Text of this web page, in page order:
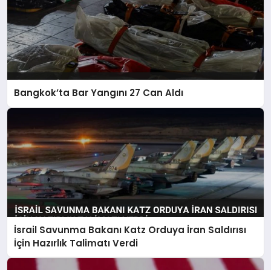
Bangkok’ta Bar Yangını 27 Can Aldı
İsrail Savunma Bakanı Katz Orduya İran Saldırısı
İçin Hazırlık Talimatı Verdi